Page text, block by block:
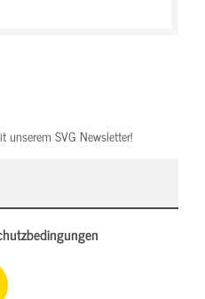
unserem SVG Newsletter!